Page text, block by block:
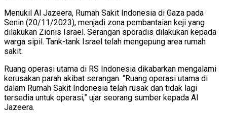
Menukil Al Jazeera, Rumah Sakit Indonesia di Gaza pada
Senin (20/11/2023), menjadi zona pembantaian keji yang
dilakukan Zionis Israel. Serangan sporadis dilakukan kepada
warga sipil. Tank-tank Israel telah mengepung area rumah
sakit.
Ruang operasi utama di RS Indonesia dikabarkan mengalami
kerusakan parah akibat serangan. “Ruang operasi utama di
dalam Rumah Sakit Indonesia telah rusak dan tidak lagi
tersedia untuk operasi,” ujar seorang sumber kepada Al
Jazeera.